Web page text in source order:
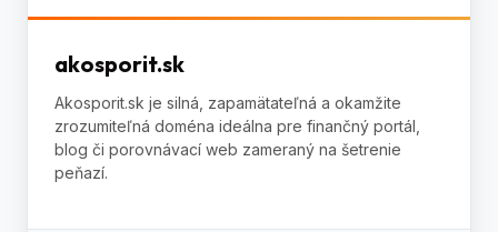
akosporit.sk
Akosporit.sk je silná, zapamätateľná a okamžite
zrozumiteľná doména ideálna pre finančný portál,
blog či porovnávací web zameraný na šetrenie
peňazí.